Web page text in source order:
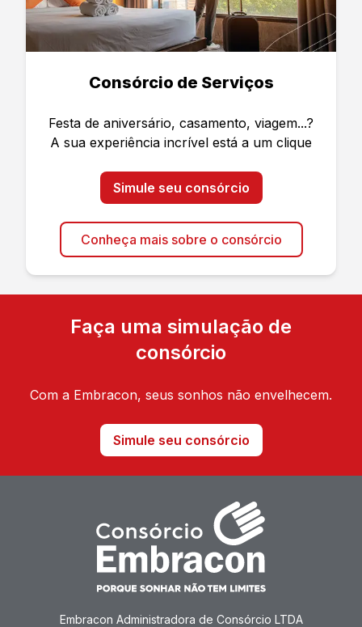
Consórcio de Serviços
Festa de aniversário, casamento, viagem...?
A sua experiência incrível está a um clique
Simule seu consórcio
Conheça mais sobre o consórcio
Faça uma simulação de
consórcio
Com a Embracon, seus sonhos não envelhecem.
Simule seu consórcio
Embracon Administradora de Consórcio LTDA